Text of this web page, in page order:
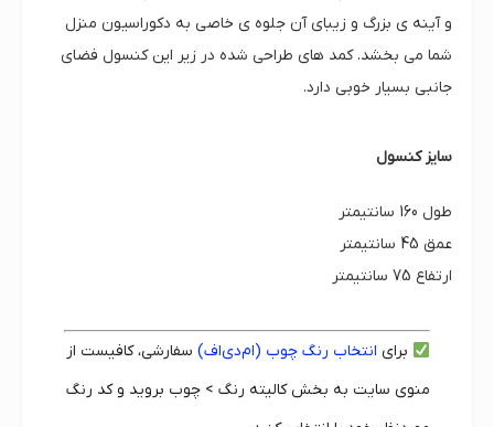
و آینه ی بزرگ و زیبای آن جلوه ی خاصی به دکوراسیون منزل
شما می بخشد. کمد های طراحی شده در زیر این کنسول فضای
جانبی بسیار خوبی دارد.
سایز کنسول
طول 160 سانتیمتر
عمق 45 سانتیمتر
ارتفاع 75 سانتیمتر
برای انتخاب رنگ چوب (ام‌دی‌اف)سفارشی، کافیست از
منوی سایت به بخش کالیته رنگ > چوب بروید و کد رنگ